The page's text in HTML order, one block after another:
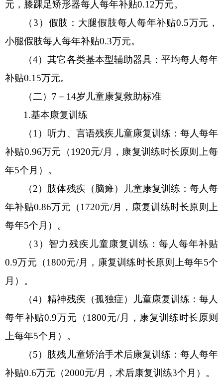
元 ，膝踝足矫形器每人每年补贴0.1 2万元。
（ 3 ） 假肢：大腿假肢每人每年补贴0.5万元，
小腿假肢每人每年补贴0.3万元。
（4）其它各类基本型辅助器具：平均每人每年
补贴0.15万元。
（二） 7－14岁儿童康复救助标准
1.基本康复训练
（1 ） 听力、言语残疾儿童康复训练：每人每年
补贴0.96万元（1920元/月 ， 康复训练时长原则上每
年5个月） 。
（2）肢体残疾（ 脑瘫） 儿童康复训练： 每人每
年补贴0.86万元（1720元/月，康复训练时长原则上
每年5个月） 。
（ 3 ） 智力残疾儿童康复训练：每人每年补贴
0.9万元（1800元/月，康复训练时长原则上每年5个
月） 。
（4）精神残疾（孤独症）
儿童康复训练：每人
每年补贴0.9万元（1800元/月，康复训练时长原则
上每年5个月） 。
（5） 肢残儿童矫治手术后康复训练：每人每年
补贴0.6万元 （2000元/月，术后康复训练3个月）。